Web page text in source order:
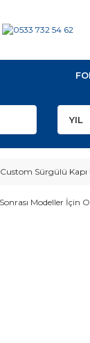
Custom Sürgülü Kapı